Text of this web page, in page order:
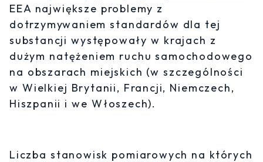
EEA największe problemy z
dotrzymywaniem standardów dla tej
substancji występowały w krajach z
dużym natężeniem ruchu samochodowego
na obszarach miejskich (w szczególności
w Wielkiej Brytanii, Francji, Niemczech,
Hiszpanii i we Włoszech).
Liczba stanowisk pomiarowych na których